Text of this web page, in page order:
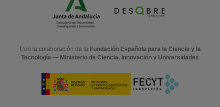
Con la colaboración de la Fundación Española para la Ciencia y la
Tecnología — Ministerio de Ciencia, Innovación y Universidades